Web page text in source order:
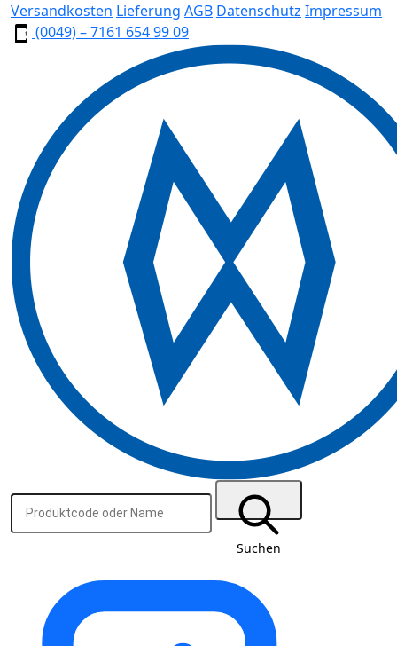
Versandkosten Lieferung AGB Datenschutz Impressum
(0049) – 7161 654 99 09
Suchen